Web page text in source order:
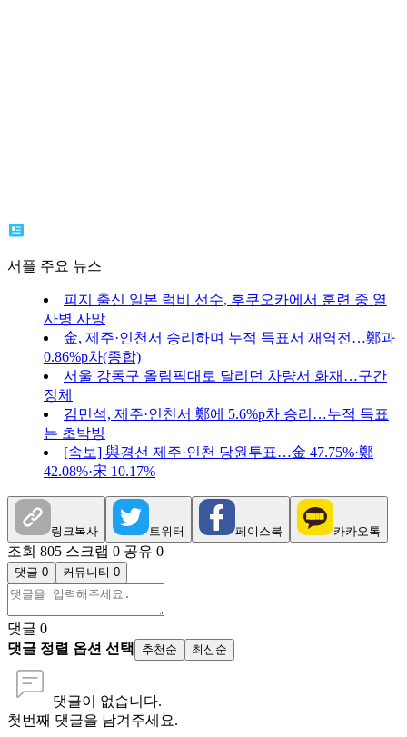
서플 주요 뉴스
피지 출신 일본 럭비 선수, 후쿠오카에서 훈련 중 열
사병 사망
金, 제주·인천서 승리하며 누적 득표서 재역전…鄭과
0.86%p차(종합)
서울 강동구 올림픽대로 달리던 차량서 화재…구간
정체
김민석, 제주·인천서 鄭에 5.6%p차 승리…누적 득표
는 초박빙
[속보] 與경선 제주·인천 당원투표…金 47.75%·鄭
42.08%·宋 10.17%
링크복사 트위터 페이스북 카카오톡
조회 805 스크랩 0 공유 0
댓글 0 커뮤니티 0
댓글 0
댓글 정렬 옵션 선택
추천순 최신순
댓글이 없습니다.
첫번째 댓글을 남겨주세요.